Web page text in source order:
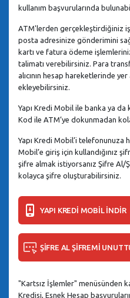
kullanım başvurularında
ATM'lerden gerçekleştirdiğiniz
posta adresinize gönderimini
kartı ve fatura ödeme
talimatı verebilirsiniz. Para
alıcının hesap hareketlerinde
ekleyebilirsiniz.
Yapı Kredi Mobil ile banka ya da
Kod ile ATM’ye dokunmadan
Yapı Kredi Mobil’i telefonunuza
Mobil’e giriş için kullandığınız
şifre almak istiyorsanız Şifre Al/
kolayca şifre oluşturabilirsiniz.
YAPI KREDİ MOBİL İNDİR
ŞİFRE AL ŞİFREMİ
"Kartsız İşlemler" menüsünden
Kredisi, Esnek Hesap